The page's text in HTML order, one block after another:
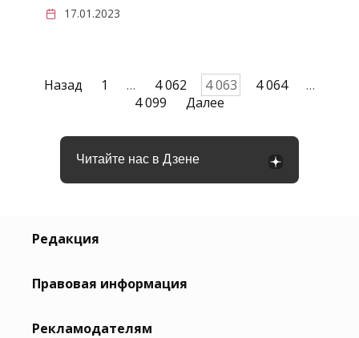
17.01.2023
Пагинация
Назад 1 … 4 062 4 063 4 064
…
4 099
Далее
Читайте нас в Дзене
Редакция
Правовая информация
Рекламодателям